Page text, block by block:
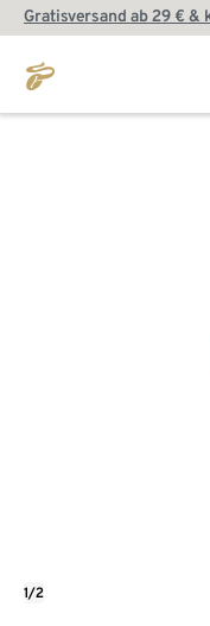
Gratisversand ab 29 € &
1/2